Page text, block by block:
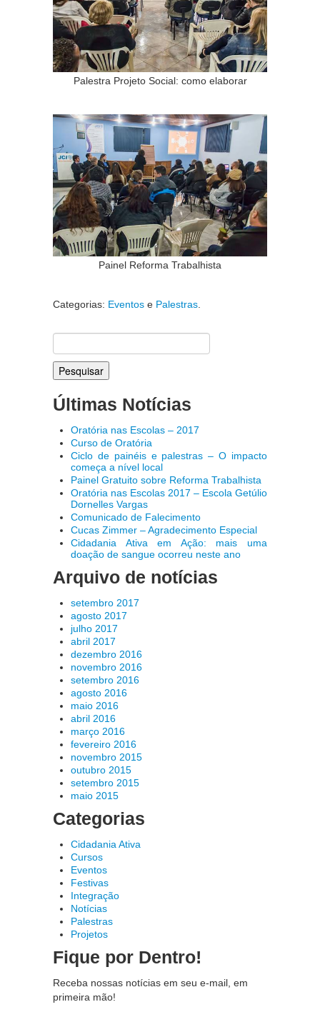
Palestra Projeto Social: como elaborar
Painel Reforma Trabalhista
Categorias: Eventos e Palestras.
por:
Últimas Notícias
Oratória nas Escolas – 2017
Curso de Oratória
Ciclo de painéis e palestras – O impacto
começa a nível local
Painel Gratuito sobre Reforma Trabalhista
Oratória nas Escolas 2017 – Escola Getúlio
Dornelles Vargas
Comunicado de Falecimento
Cucas Zimmer – Agradecimento Especial
Cidadania Ativa em Ação: mais uma
doação de sangue ocorreu neste ano
Arquivo de notícias
setembro 2017
agosto 2017
julho 2017
abril 2017
dezembro 2016
novembro 2016
setembro 2016
agosto 2016
maio 2016
abril 2016
março 2016
fevereiro 2016
novembro 2015
outubro 2015
setembro 2015
maio 2015
Categorias
Cidadania Ativa
Cursos
Eventos
Festivas
Integração
Notícias
Palestras
Projetos
Fique por Dentro!
Receba nossas notícias em seu e-mail, em
primeira mão!